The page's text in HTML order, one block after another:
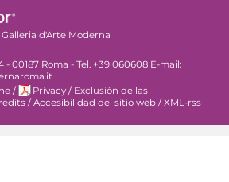
Galleria d'Arte Moderna
- 00187 Roma - Tel. +39 060608 E-mail:
/ Privacy / Exclusiòn de las
/Accesibilidad del sitio web /XML-rss